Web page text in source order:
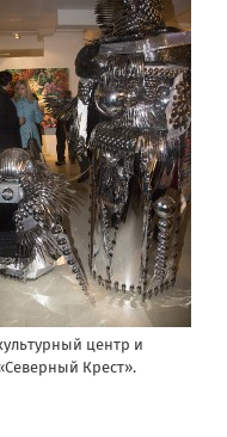
центр и
Крест».